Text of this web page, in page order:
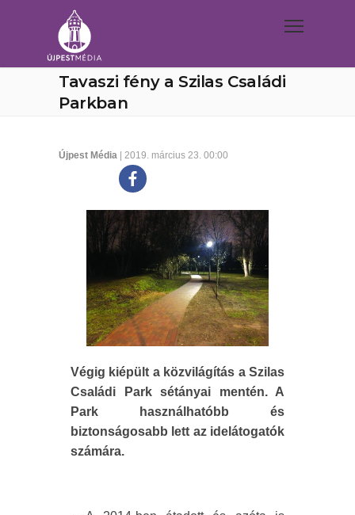
Tavaszi fény a Szilas Családi
Parkban
Újpest Média | 2019. március 23. 00:00
Végig kiépült a közvilágítás a Szilas
Családi Park sétányai mentén. A
Park használhatóbb és
biztonságosabb lett az idelátogatók
számára.